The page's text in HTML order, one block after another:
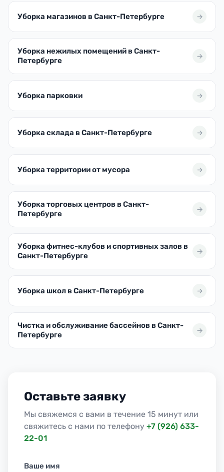
Уборка магазинов в Санкт-Петербурге
Уборка нежилых помещений в Санкт-
Петербурге
Уборка парковки
Уборка склада в Санкт-Петербурге
Уборка территории от мусора
Уборка торговых центров в Санкт-
Петербурге
Уборка фитнес-клубов и спортивных залов в
Санкт-Петербурге
Уборка школ в Санкт-Петербурге
Чистка и обслуживание бассейнов в Санкт-
Петербурге
Оставьте заявку
Мы свяжемся с вами в течение 15 минут или
свяжитесь с нами по телефону +7 (926) 633-
22-01
Ваше имя